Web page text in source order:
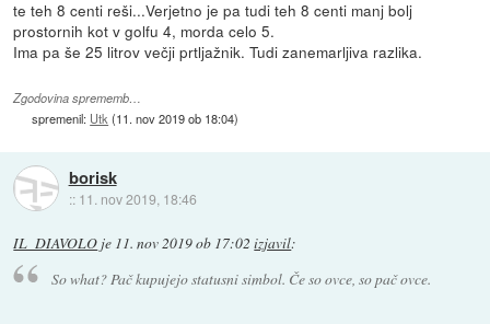
te teh 8 centi reši...Verjetno je pa tudi teh 8 centi manj bolj
prostornih kot v golfu 4, morda celo 5.
Ima pa še 25 litrov večji prtljažnik. Tudi zanemarljiva razlika.
Zgodovina sprememb…
spremenil: Utk (11. nov 2019 ob 18:04)
borisk
:: 11. nov 2019, 18:46
IL_DIAVOLO je 11. nov 2019 ob 17:02 izjavil:
So what? Pač kupujejo statusni simbol. Če so ovce, so pač ovce.